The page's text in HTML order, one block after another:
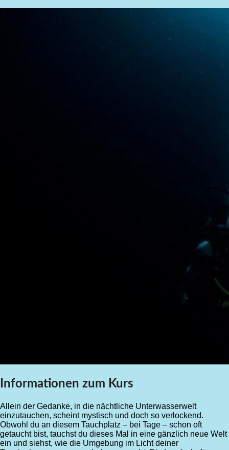
Informationen zum Kurs
Allein der Gedanke, in die nächtliche Unterwasserwelt
einzutauchen, scheint mystisch und doch so verlockend.
Obwohl du an diesem Tauchplatz – bei Tage – schon oft
getaucht bist, tauchst du dieses Mal in eine gänzlich neue Welt
ein und siehst, wie die Umgebung im Licht deiner